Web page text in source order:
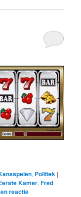
, Politiek |
Kamer,Fred
reactie